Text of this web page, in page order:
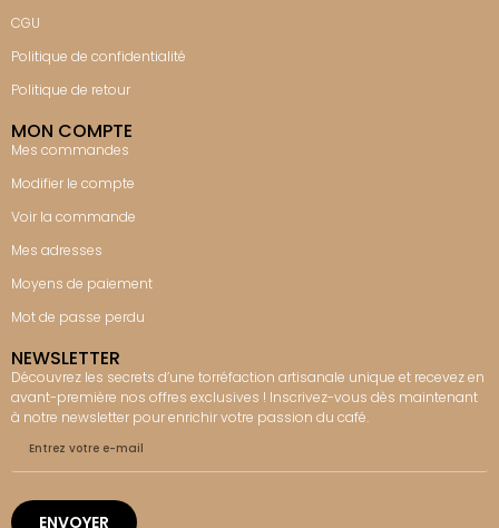
CGU
Politique de confidentialité
Politique de retour
MON COMPTE
Mes commandes
Modifier le compte
Voir la commande
Mes adresses
Moyens de paiement
Mot de passe perdu
NEWSLETTER
Découvrez les secrets d’une torréfaction artisanale unique et recevez en
avant-première nos offres exclusives ! Inscrivez-vous dès maintenant
à notre newsletter pour enrichir votre passion du café.
ENVOYER